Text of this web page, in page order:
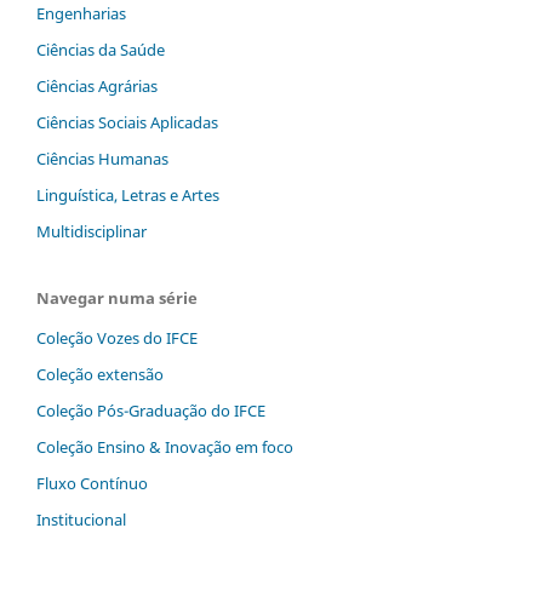
Engenharias
Ciências da Saúde
Ciências Agrárias
Ciências Sociais Aplicadas
Ciências Humanas
Linguística, Letras e Artes
Multidisciplinar
Navegar numa série
Coleção Vozes do IFCE
Coleção extensão
Coleção Pós-Graduação do IFCE
Coleção Ensino & Inovação em foco
Fluxo Contínuo
Institucional